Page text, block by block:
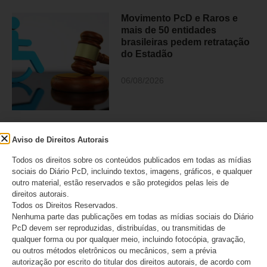
Movimento PcD e Raros e
mais de 50 entidades
brasileiras pedem retratação
do Estadão
após editorial do Estadão
sobre decisão do STF
Judiciário condenou médico
que provocou perda de visão
Aviso de Direitos Autorais
Todos os direitos sobre os conteúdos publicados em todas as mídias
sociais do Diário PcD, incluindo textos, imagens, gráficos, e qualquer
outro material, estão reservados e são protegidos pelas leis de
direitos autorais.
Todos os Direitos Reservados.
Nenhuma parte das publicações em todas as mídias sociais do Diário
PcD devem ser reproduzidas, distribuídas, ou transmitidas de
qualquer forma ou por qualquer meio, incluindo fotocópia, gravação,
ou outros métodos eletrônicos ou mecânicos, sem a prévia
autorização por escrito do titular dos direitos autorais, de acordo com